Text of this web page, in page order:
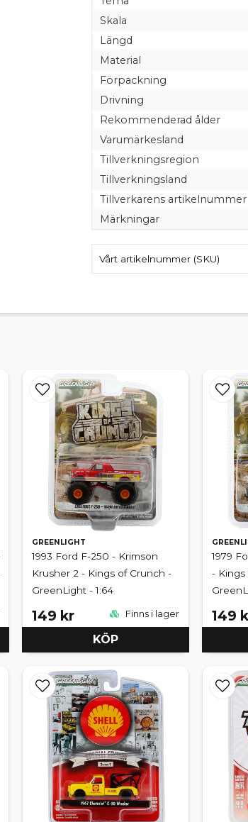
Skala
Längd
Material
Förpackning
Drivning
Rekommenderad ålder
Varumärkesland
Tillverkningsregion
Tillverkningsland
Tillverkarens artikelnummer
Märkningar
Vårt artikelnummer (SKU)
GREENLIGHT
1993 Ford F-250 - Krimson
Krusher 2 - Kings of Crunch -
GreenLight - 1:64
149 kr Finns i lager
KÖP
1979
- Kings
149